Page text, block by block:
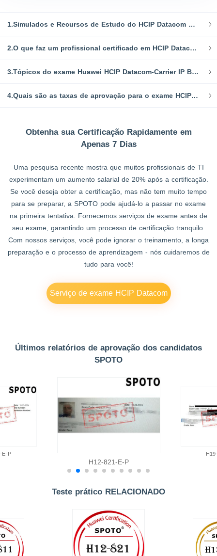
1.Simulados e Recursos de Estudo do HCIP Datacom H35-822
2.O que faz um profissional certificado em HCIP Datacom-Carrier IP Bearer?
3.Tópicos do exame Huawei HCIP Datacom-Carrier IP Bearer:
4.Quais são as taxas de aprovação para o exame HCIP Datacom-Carrier IP Bearer?
Obtenha sua Certificação Rapidamente em
Apenas 7 Dias
Uma pesquisa recente mostra que muitos profissionais de TI
experimentam um aumento salarial de 20% após a certificação.
Se você deseja obter a certificação, mas não tem muito tempo
para se preparar, a SPOTO pode ajudá-lo a passar no exame
na primeira tentativa. Fornecemos serviços de exame antes de
seu exame, garantindo um processo de certificação tranquilo.
Com nossos serviços, você pode ignorar o treinamento, a longa
preparação e o processo de aprendizagem - nós cuidaremos de
tudo para você!
Serviço de exame HCIP Datacom
Últimos relatórios de aprovação dos candidatos
SPOTO
E-P
H12-821-E-P
Teste prático RELACIONADO